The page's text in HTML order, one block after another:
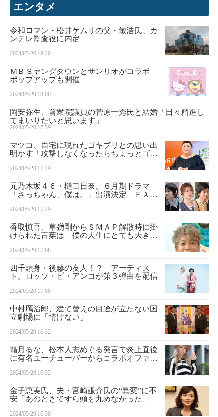
エンタメ
令和ロマン・松井ケムリの父・敏浩氏、カ
ンテレ監査役に内定
2024/05/20 18:20
ＭＢＳヤングタウンとサンリオがコラボ
ポップアップも開催
2024/05/20 18:00
岡安弥生、前衆院議員の菅原一秀氏と結婚「日々精進し
てまいりたいと思います」
2024/05/20 17:59
マツコ、自宅に現れたゴキブリとの思い出
明かす「攻撃しなくなったらちょっとゴキ
2024/05/20 17:49
元乃木坂４６・樋口日奈、６月期ドラマ
「さっちゃん、僕は。」出演決定 ＦＡＮ
同級生役
2024/05/20 17:29
香取慎吾、草彅剛からＳＭＡＰ解散時に掛
けられた言葉は「僕の人生にとても大きか
2024/05/20 17:08
四千頭身・後藤の友人！？ アーティス
ト、ロッソ・ビ・アンコが第３弾曲を配信
2024/05/20 17:00
中村鴈治郎、建て替えの目途が立たない国
立劇場に「情けない」
2024/05/20 16:32
霜月るな、松本人志めぐる発言で炎上直後
に有名ユーチューバーからコラボオファー
な」
2024/05/20 16:32
金子恵美氏、夫・宮崎謙介氏の“異変”に不
安「あのときですら頭を丸めなかった」
2024/05/20 16:30